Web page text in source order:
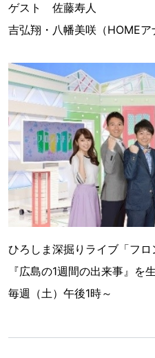
ゲスト 佐藤寿人
吉弘翔・八幡美咲（HOMEア
ひろしま深掘りライブ「フロ
『広島の1週間の出来事』を
毎週（土）午後1時～